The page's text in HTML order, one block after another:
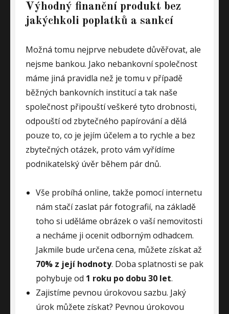
Výhodný finanční produkt bez
jakýchkoli poplatků a sankcí
Možná tomu nejprve nebudete důvěřovat, ale
nejsme bankou. Jako nebankovní společnost
máme jiná pravidla než je tomu v případě
běžných bankovních institucí a tak naše
společnost připouští veškeré tyto drobnosti,
odpouští od zbytečného papírování a dělá
pouze to, co je jejím účelem a to rychle a bez
zbytečných otázek, proto vám vyřídíme
podnikatelský úvěr během pár dnů.
Vše probíhá online, takže pomocí internetu
nám stačí zaslat pár fotografií, na základě
toho si uděláme obrázek o vaší nemovitosti
a necháme ji ocenit odborným odhadcem.
Jakmile bude určena cena, můžete získat až
70% z její hodnoty. Doba splatnosti se pak
pohybuje od 1 roku po dobu 30 let.
Zajistíme pevnou úrokovou sazbu. Jaký
úrok můžete získat? Pevnou úrokovou